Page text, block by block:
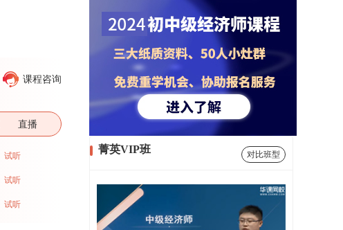
课程咨询
直播
试听
试听
试听
菁英VIP班 对比班型